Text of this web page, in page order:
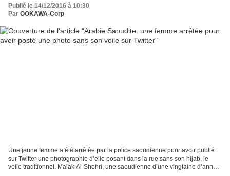
Publié le 14/12/2016 à 10:30
Par OOKAWA-Corp
Une jeune femme a été arrêtée par la police saoudienne pour avoir publié
sur Twitter une photographie d’elle posant dans la rue sans son hijab, le
voile traditionnel. Malak Al-Shehri, une saoudienne d’une vingtaine d’année